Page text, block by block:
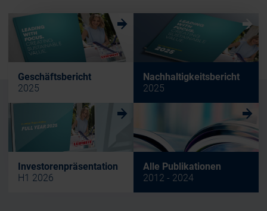
Geschäftsbericht
2025
w
Nachhaltigkeitsbericht
2025
w
Investorenpräsentation
H1 2026
w
Alle Publikationen
2012 - 2024
w